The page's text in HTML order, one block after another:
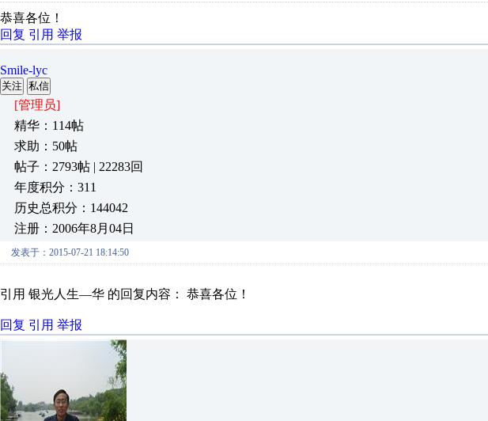
恭喜各位！
回复 引用 举报
Smile-lyc
关注 私信
[管理员]
精华：114帖
求助：50帖
帖子：2793帖 | 22283回
年度积分：311
历史总积分：144042
注册：2006年8月04日
发表于：2015-07-21 18:14:50
引用 银光人生—华 的回复内容： 恭喜各位！
回复 引用 举报